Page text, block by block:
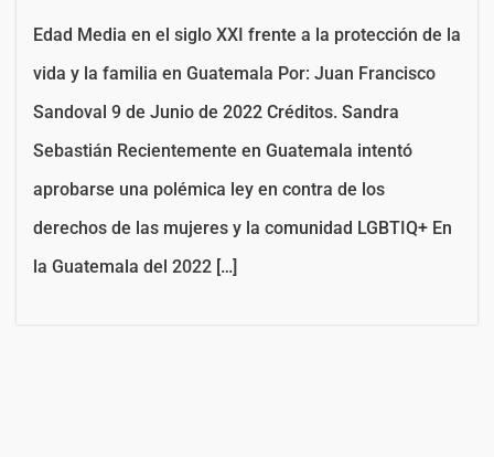
Edad Media en el siglo XXI frente a la protección de la
vida y la familia en Guatemala Por: Juan Francisco
Sandoval 9 de Junio de 2022 Créditos. Sandra
Sebastián Recientemente en Guatemala intentó
aprobarse una polémica ley en contra de los
derechos de las mujeres y la comunidad LGBTIQ+ En
la Guatemala del 2022 […]